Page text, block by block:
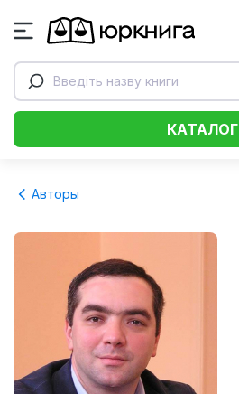
Введіть назву книги
КАТАЛОГ
Авторы